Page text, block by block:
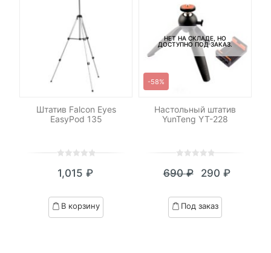
Штатив Falcon Eyes
EasyPod 135
out
based
on
1,015 ₽
В корзину
НЕТ НА СКЛАДЕ, НО
ДОСТУПНО ПОД ЗАКАЗ.
-58%
Настольный штатив
YunTeng YT-228
out
based
on
690₽
цена
составляла
290 ₽
Текущая
цена:
290 ₽.
Под заказ